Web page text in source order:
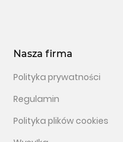
Nasza firma
Polityka prywatności
Regulamin
Polityka plików cookies